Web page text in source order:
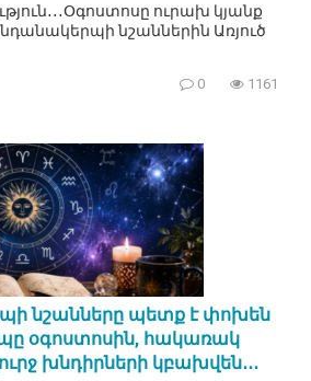
ուրախ կյանք
նշաններին Առյուծ
0 1161
նշանները պետք է փոխեն
օգոստոսին, հակառակ
խնդիրների կբախվեն․․․